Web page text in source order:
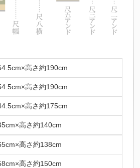
高さ約190cm
高さ約190cm
高さ約175cm
高さ約140cm
高さ約138cm
高さ約150cm